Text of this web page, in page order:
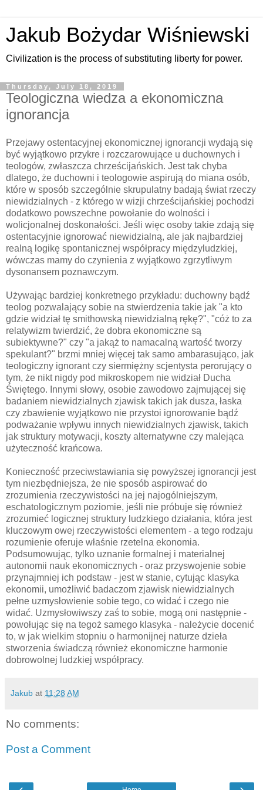
Jakub Bożydar Wiśniewski
Civilization is the process of substituting liberty for power.
Thursday, July 18, 2019
Teologiczna wiedza a ekonomiczna
ignorancja
Przejawy ostentacyjnej ekonomicznej ignorancji wydają się
być wyjątkowo przykre i rozczarowujące u duchownych i
teologów, zwłaszcza chrześcijańskich. Jest tak chyba
dlatego, że duchowni i teologowie aspirują do miana osób,
które w sposób szczególnie skrupulatny badają świat rzeczy
niewidzialnych - z którego w wizji chrześcijańskiej pochodzi
dodatkowo powszechne powołanie do wolności i
wolicjonalnej doskonałości. Jeśli więc osoby takie zdają się
ostentacyjnie ignorować niewidzialną, ale jak najbardziej
realną logikę spontanicznej współpracy międzyludzkiej,
wówczas mamy do czynienia z wyjątkowo zgrzytliwym
dysonansem poznawczym.
Używając bardziej konkretnego przykładu: duchowny bądź
teolog pozwalający sobie na stwierdzenia takie jak "a kto
gdzie widział tę smithowską niewidzialną rękę?", "cóż to za
relatywizm twierdzić, że dobra ekonomiczne są
subiektywne?" czy "a jakąż to namacalną wartość tworzy
spekulant?" brzmi mniej więcej tak samo ambarasująco, jak
teologiczny ignorant czy siermiężny scjentysta perorujący o
tym, że nikt nigdy pod mikroskopem nie widział Ducha
Świętego. Innymi słowy, osobie zawodowo zajmującej się
badaniem niewidzialnych zjawisk takich jak dusza, łaska
czy zbawienie wyjątkowo nie przystoi ignorowanie bądź
podważanie wpływu innych niewidzialnych zjawisk, takich
jak struktury motywacji, koszty alternatywne czy malejąca
użyteczność krańcowa.
Konieczność przeciwstawiania się powyższej ignorancji jest
tym niezbędniejsza, że nie sposób aspirować do
zrozumienia rzeczywistości na jej najogólniejszym,
eschatologicznym poziomie, jeśli nie próbuje się również
zrozumieć logicznej struktury ludzkiego działania, która jest
kluczowym owej rzeczywistości elementem - a tego rodzaju
rozumienie oferuje właśnie rzetelna ekonomia.
Podsumowując, tylko uznanie formalnej i materialnej
autonomii nauk ekonomicznych - oraz przyswojenie sobie
przynajmniej ich podstaw - jest w stanie, cytując klasyka
ekonomii, umożliwić badaczom zjawisk niewidzialnych
pełne uzmysłowienie sobie tego, co widać i czego nie
widać. Uzmysłowiwszy zaś to sobie, mogą oni następnie -
powołując się na tegoż samego klasyka - należycie docenić
to, w jak wielkim stopniu o harmonijnej naturze dzieła
stworzenia świadczą również ekonomiczne harmonie
dobrowolnej ludzkiej współpracy.
Jakub at 11:28 AM
No comments:
Post a Comment